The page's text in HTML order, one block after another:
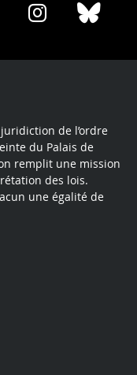
Share
Share
Instagram
de l’ordre
du Palais de
remplit une mission
des lois.
une égalité de